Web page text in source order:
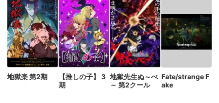
地獄楽 第2期
【推しの子】 3
期
地獄先生ぬ～べ
～ 第2クール
Fate/strange F
ake